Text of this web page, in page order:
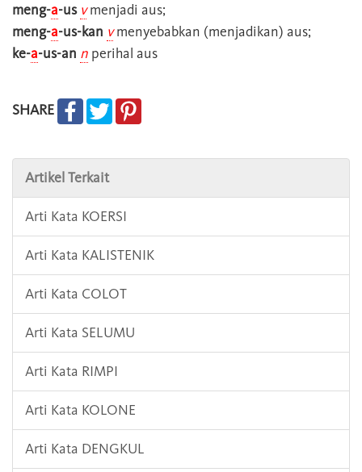
meng-a-us vmenjadi aus;
meng-a-us-kan vmenyebabkan (menjadikan) aus;
ke-a-us-an n perihal aus
SHARE
Artikel Terkait
Arti Kata KOERSI
Arti Kata KALISTENIK
Arti Kata COLOT
Arti Kata SELUMU
Arti Kata RIMPI
Arti Kata KOLONE
Arti Kata DENGKUL